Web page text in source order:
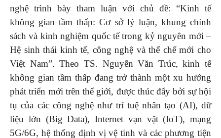
nghệ trình bày tham luận với chủ đề: “Kinh tế
không gian tầm thấp: Cơ sở lý luận, khung chính
sách và kinh nghiệm quốc tế trong kỷ nguyên mới –
Hệ sinh thái kinh tế, công nghệ và thể chế mới cho
Việt Nam”. Theo TS. Nguyễn Văn Trúc, kinh tế
không gian tầm thấp đang trở thành một xu hướng
phát triển mới trên thế giới, được thúc đẩy bởi sự hội
tụ của các công nghệ như trí tuệ nhân tạo (AI), dữ
liệu lớn (Big Data), Internet vạn vật (IoT), mạng
5G/6G, hệ thống định vị vệ tinh và các phương tiện